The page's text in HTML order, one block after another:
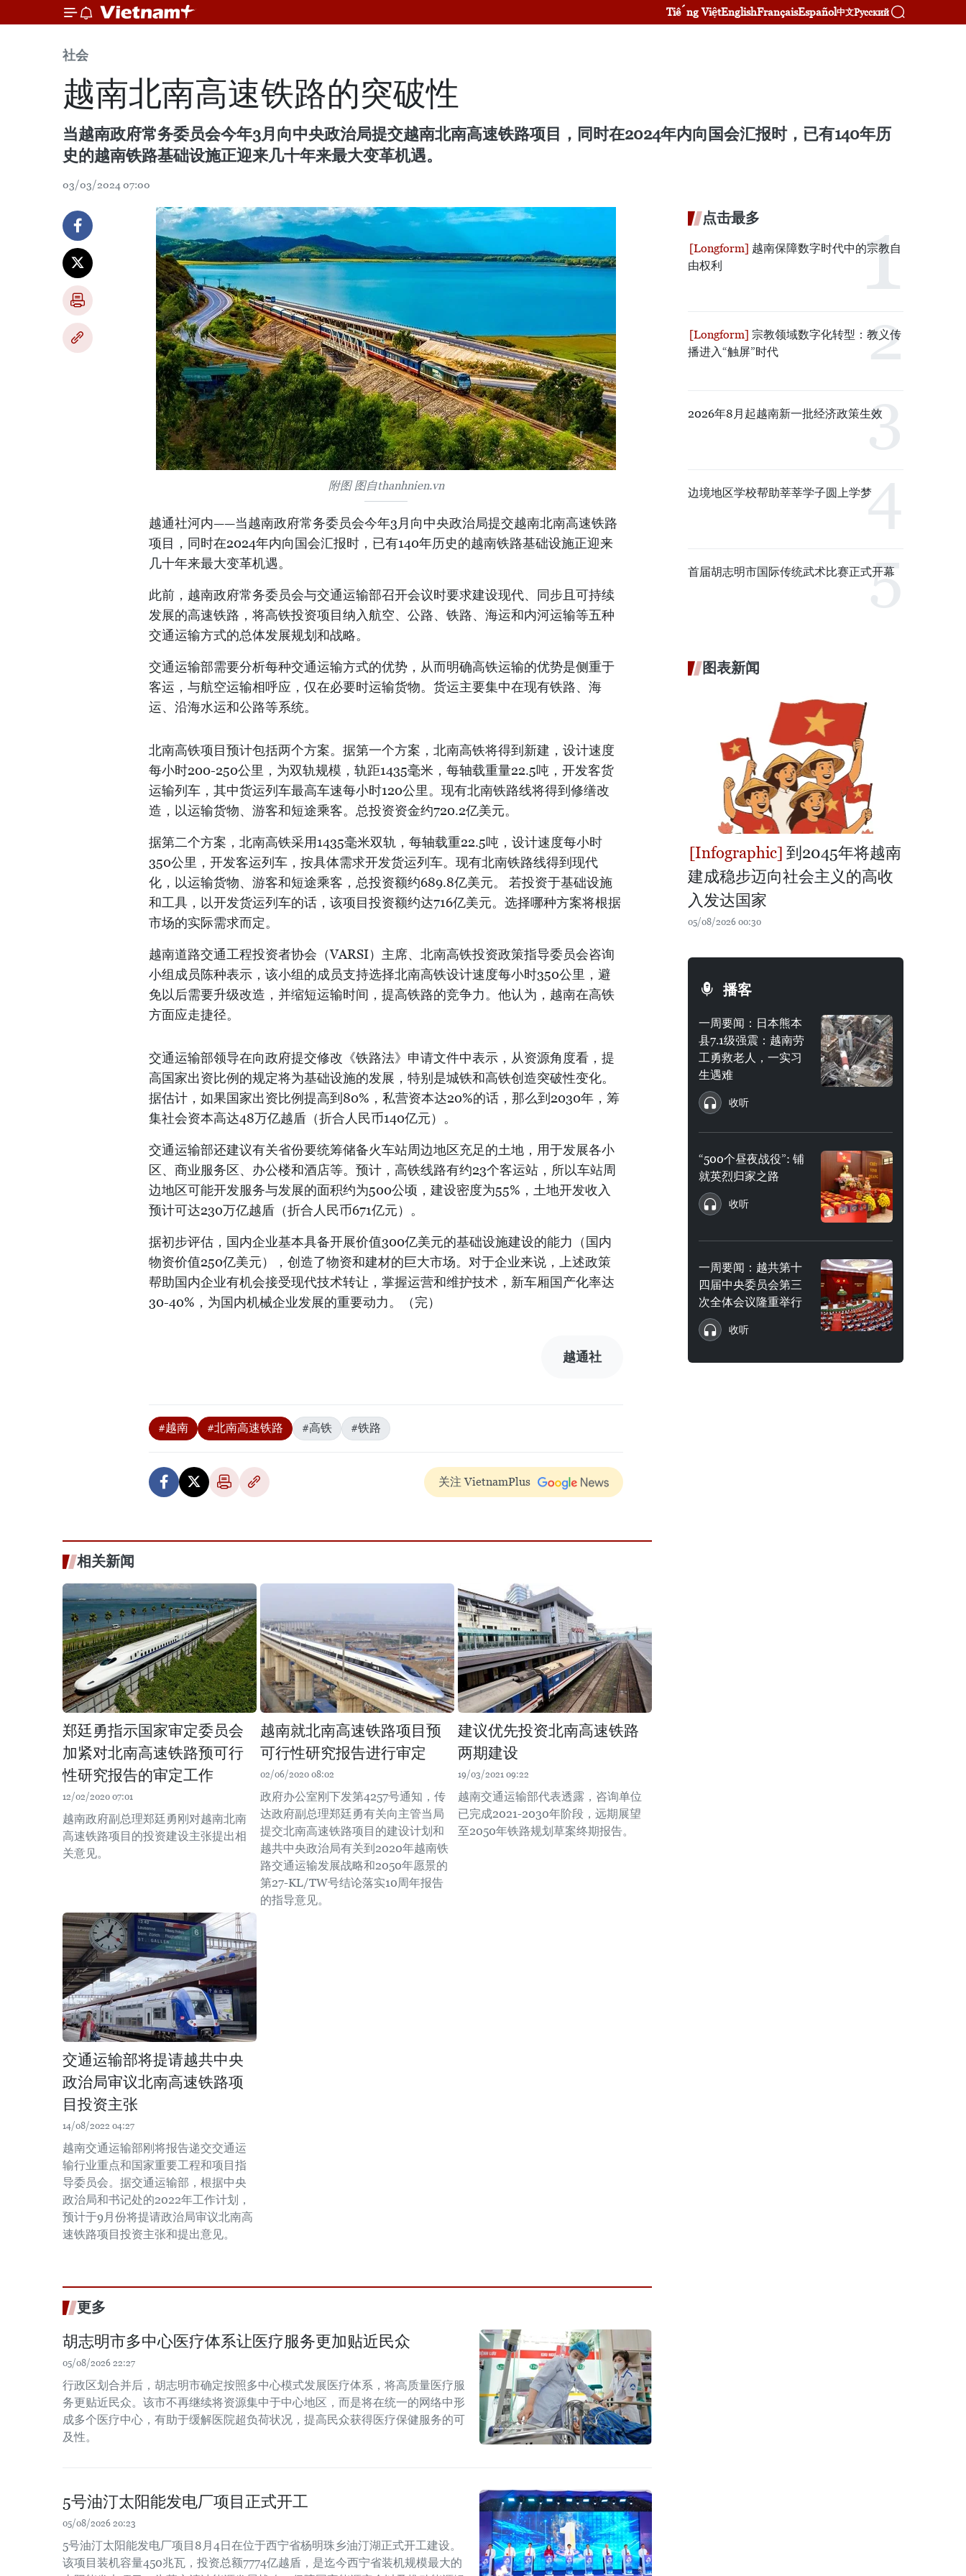
Tiếng ViệtEnglishFrançaisEspañol中文Русский
社会
越南北南高速铁路的突破性
当越南政府常务委员会今年3月向中央政治局提交越南北南高速铁路项目，同时在2024年内向国会汇报时，已有140年历
史的越南铁路基础设施正迎来几十年来最大变革机遇。
03/03/2024 07:00
附图 图自thanhnien.vn
越通社河内——当越南政府常务委员会今年3月向中央政治局提交越南北南高速铁路
项目，同时在2024年内向国会汇报时，已有140年历史的越南铁路基础设施正迎来
几十年来最大变革机遇。
此前，越南政府常务委员会与交通运输部召开会议时要求建设现代、同步且可持续
发展的高速铁路，将高铁投资项目纳入航空、公路、铁路、海运和内河运输等五种
交通运输方式的总体发展规划和战略。
交通运输部需要分析每种交通运输方式的优势，从而明确高铁运输的优势是侧重于
客运，与航空运输相呼应，仅在必要时运输货物。货运主要集中在现有铁路、海
运、沿海水运和公路等系统。
北南高铁项目预计包括两个方案。据第一个方案，北南高铁将得到新建，设计速度
每小时200-250公里，为双轨规模，轨距1435毫米，每轴载重量22.5吨，开发客货
运输列车，其中货运列车最高车速每小时120公里。现有北南铁路线将得到修缮改
造，以运输货物、游客和短途乘客。总投资资金约720.2亿美元。
据第二个方案，北南高铁采用1435毫米双轨，每轴载重22.5吨，设计速度每小时
350公里，开发客运列车，按具体需求开发货运列车。现有北南铁路线得到现代
化，以运输货物、游客和短途乘客，总投资额约689.8亿美元。 若投资于基础设施
和工具，以开发货运列车的话，该项目投资额约达716亿美元。选择哪种方案将根据
市场的实际需求而定。
越南道路交通工程投资者协会（VARSI）主席、北南高铁投资政策指导委员会咨询
小组成员陈种表示，该小组的成员支持选择北南高铁设计速度每小时350公里，避
免以后需要升级改造，并缩短运输时间，提高铁路的竞争力。他认为，越南在高铁
方面应走捷径。
交通运输部领导在向政府提交修改《铁路法》申请文件中表示，从资源角度看，提
高国家出资比例的规定将为基础设施的发展，特别是城铁和高铁创造突破性变化。
据估计，如果国家出资比例提高到80%，私营资本达20%的话，那么到2030年，筹
集社会资本高达48万亿越盾（折合人民币140亿元）。
交通运输部还建议有关省份要统筹储备火车站周边地区充足的土地，用于发展各小
区、商业服务区、办公楼和酒店等。预计，高铁线路有约23个客运站，所以车站周
边地区可能开发服务与发展的面积约为500公顷，建设密度为55%，土地开发收入
预计可达230万亿越盾（折合人民币671亿元）。
据初步评估，国内企业基本具备开展价值300亿美元的基础设施建设的能力（国内
物资价值250亿美元），创造了物资和建材的巨大市场。对于企业来说，上述政策
帮助国内企业有机会接受现代技术转让，掌握运营和维护技术，新车厢国产化率达
30-40%，为国内机械企业发展的重要动力。（完）
越通社
#越南 #北南高速铁路 #高铁 #铁路
关注 VietnamPlus
相关新闻
郑廷勇指示国家审定委员会
加紧对北南高速铁路预可行
性研究报告的审定工作
12/02/2020 07:01
越南政府副总理郑廷勇刚对越南北南
高速铁路项目的投资建设主张提出相
关意见。
越南就北南高速铁路项目预
可行性研究报告进行审定
02/06/2020 08:02
政府办公室刚下发第4257号通知，传
达政府副总理郑廷勇有关向主管当局
提交北南高速铁路项目的建设计划和
越共中央政治局有关到2020年越南铁
路交通运输发展战略和2050年愿景的
第27-KL/TW号结论落实10周年报告
的指导意见。
建议优先投资北南高速铁路
两期建设
19/03/2021 09:22
越南交通运输部代表透露，咨询单位
已完成2021-2030年阶段，远期展望
至2050年铁路规划草案终期报告。
交通运输部将提请越共中央
政治局审议北南高速铁路项
目投资主张
14/08/2022 04:27
越南交通运输部刚将报告递交交通运
输行业重点和国家重要工程和项目指
导委员会。据交通运输部，根据中央
政治局和书记处的2022年工作计划，
预计于9月份将提请政治局审议北南高
速铁路项目投资主张和提出意见。
更多
胡志明市多中心医疗体系让医疗服务更加贴近民众
05/08/2026 22:27
行政区划合并后，胡志明市确定按照多中心模式发展医疗体系，将高质量医疗服
务更贴近民众。该市不再继续将资源集中于中心地区，而是将在统一的网络中形
成多个医疗中心，有助于缓解医院超负荷状况，提高民众获得医疗保健服务的可
及性。
5号油汀太阳能发电厂项目正式开工
05/08/2026 20:23
5号油汀太阳能发电厂项目8月4日在位于西宁省杨明珠乡油汀湖正式开工建设。
该项目装机容量450兆瓦，投资总额7774亿越盾，是迄今西宁省装机规模最大的
点击最多
越南保障数字时代中的宗教自
由权利
宗教领域数字化转型：教义传
播进入“触屏”时代
2026年8月起越南新一批经济政策生效
边境地区学校帮助莘莘学子圆上学梦
首届胡志明市国际传统武术比赛正式开幕
图表新闻
到2045年将越南
建成稳步迈向社会主义的高收
入发达国家
05/08/2026 00:30
播客
一周要闻：日本熊本
县7.1级强震：越南劳
工勇救老人，一实习
生遇难
收听
“500个昼夜战役”: 铺
就英烈归家之路
收听
一周要闻：越共第十
四届中央委员会第三
次全体会议隆重举行
收听